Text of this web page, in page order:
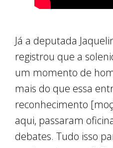
Já a deputada
registrou que a
um momento de
mais do que essa
reconhecimento
aqui, passaram
debates. Tudo isso